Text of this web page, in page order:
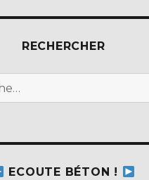
RECHERCHER
ECOUTE BÉTON !